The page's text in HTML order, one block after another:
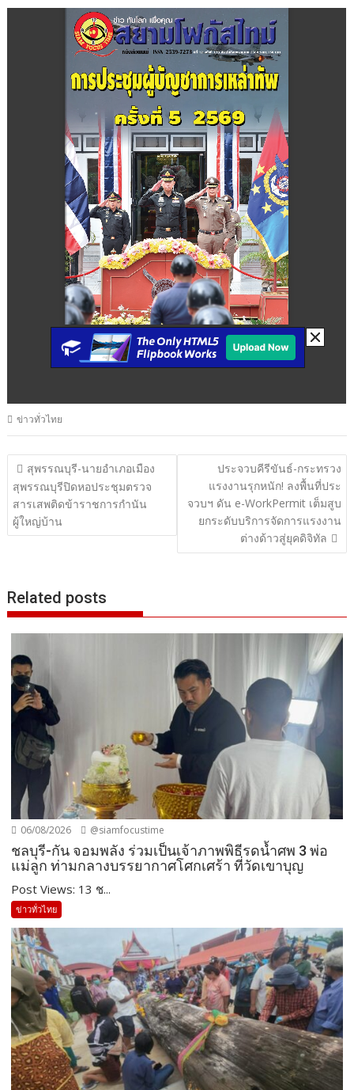
ข่าวทั่วไทย
แนะแนว
เรื่อง
สุพรรณบุรี-นายอำเภอเมือง
สุพรรณบุรีปิดหอประชุมตรวจ
สารเสพติดข้าราชการกำนัน
ผู้ใหญ่บ้าน
ประจวบคีรีขันธ์-กระทรวง
แรงงานรุกหนัก! ลงพื้นที่ประ
จวบฯ ดัน e-WorkPermit เต็มสูบ
ยกระดับบริการจัดการแรงงาน
ต่างด้าวสู่ยุคดิจิทัล
Related posts
06/08/2026 @siamfocustime
ชลบุรี-กัน จอมพลัง ร่วมเป็นเจ้าภาพพิธีรดน้ำศพ 3 พ่อ
แม่ลูก ท่ามกลางบรรยากาศโศกเศร้า ที่วัดเขาบุญ
Post Views: 13 ช...
ข่าวทั่วไทย